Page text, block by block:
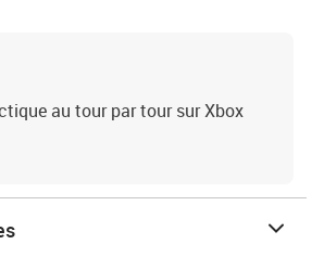
au tour par tour sur Xbox